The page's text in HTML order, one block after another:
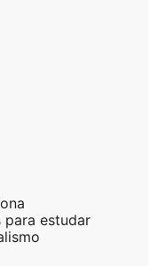
para estudar